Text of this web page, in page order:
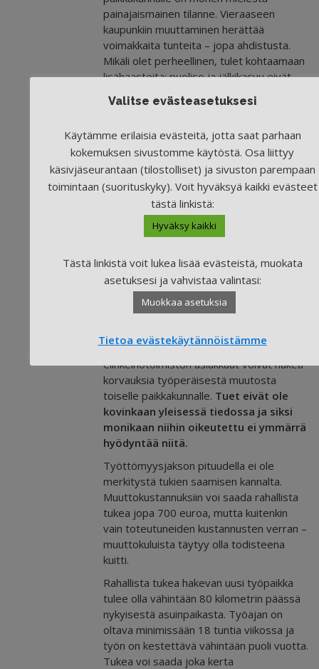
painajaismainen tilanne. Vieraaseen
kaupunkiin muuttaminen herättää
voimakkaita tunteita – jopa ahdistusta.
Mikäli olet perheellinen, tulet kohtaamaan
lisähaasteita: puoliso ja jälkikasvu eivät
mukanasi.
Työpaikan hakeminen
toiselta paikkakunnalta
aiheuttaa hakijalle
monenlaisia kuluja
Näihin kuuluvat muun muassa
ja elinkeinotoimistonpuolesta tukea
rahallisesti. Kun työpaikka on varmistunut
ja tavaroita aletaan kuljettaa pitkiä
matkoja, summa voi nousta melko
korkeaksi, jos matkaa kertyy uuteen kotiin
useita satoja kilometrejä. Työ- ja
elinkeinotoimiston asiakkaat voivat hakea
korvauksia työperäisestä muutosta
toiselle paikkakunnalle. Tuet eivät ole
kovinkaan yleisessä tiedossa ja siksi
monikaan niihin oikeutettu ei ymmärrä
hyödyntää niitä.
Työttömyysjakson pituudella ei ole
merkitystä tukien saamisen kannalta.
Muuttokustannuksiin voi saada rahallista
tukea jopa 700 euroa, mutta kuitenkin
vain toteutuneiden kustannusten verran –
muuttokuluista täytyy olla todisteena
kuitti.
Rahallista tukea hakevan uusi työpaikka
tulee olla vähintään 80 kilometrin päässä
nykyisestä asuinpaikasta. Työajan on
oltava minimissään 18 tuntia viikossa ja
työn on kestettävä vähintään puoli vuotta.
Tukea voi saada joka kerta
Valitse evästeasetuksesi
Käytämme erilaisia evästeitä, jotta saat parhaan
kokemuksen sivustomme käytöstä. Osa liittyy
käsivjäseurantaan (tilostolliset) ja sivuston parempaan
toimintaan (suorituskyky). Voit hyväksyä kaikki evästeet
tästä linkistä:
Hyväksy kaikki
Tästä linkistä voit lukea lisää evästeistä, muokata
asetuksesi ja vahvistaa valintasi:
Muokkaa asetuksia
Tietoa evästekäytännöistämme